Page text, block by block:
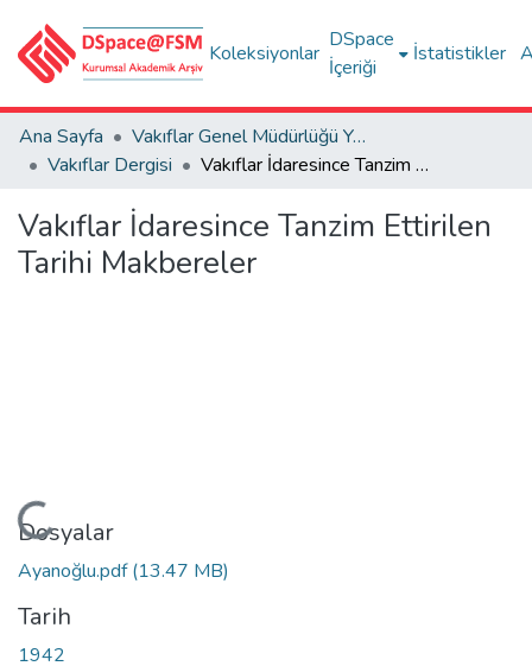
Koleksiyonlar
DSpace
İçeriği
İstatistikler
Ana Sayfa
Vakıflar Genel Müdürlüğü Yayınları
Vakıflar Dergisi
Vakıflar İdaresince Tanzim Ettirilen Tarihi Makbereler
Vakıflar İdaresince Tanzim Ettirilen
Tarihi Makbereler
Yükleniyor...
Dosyalar
Ayanoğlu.pdf(13.47 MB)
Tarih
1942